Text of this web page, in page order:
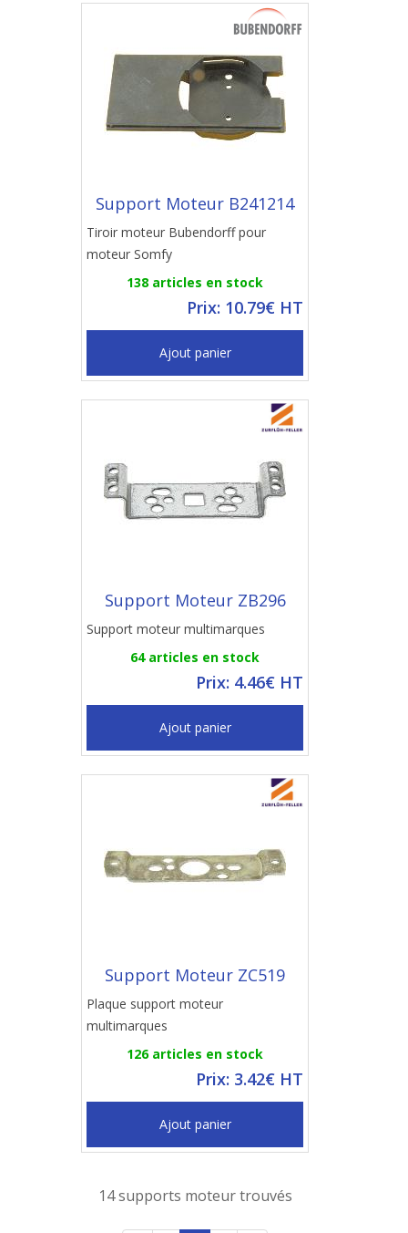
Support Moteur B241214
Tiroir moteur Bubendorff pour
moteur Somfy
138 articles en stock
Prix: 10.79€ HT
Ajout panier
Support Moteur ZB296
Support moteur multimarques
64 articles en stock
Prix: 4.46€ HT
Ajout panier
Support Moteur ZC519
Plaque support moteur
multimarques
126 articles en stock
Prix: 3.42€ HT
Ajout panier
14 supports moteur trouvés